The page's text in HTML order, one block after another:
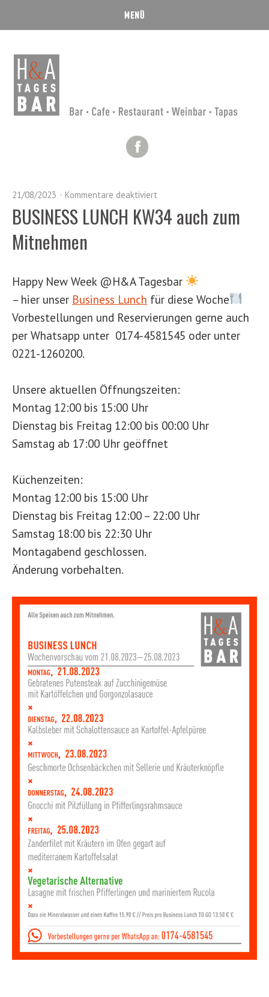
Facebook
21/08/2023 Kommentare deaktiviert
BUSINESS LUNCH KW34 auch zum
Mitnehmen
Happy New Week @H&A Tagesbar
– hier unser Business Lunch für diese Woche
Vorbestellungen und Reservierungen gerne auch
per Whatsapp unter 0174-4581545 oder unter
0221-1260200.
Unsere aktuellen Öffnungszeiten:
Montag 12:00 bis 15:00 Uhr
Dienstag bis Freitag 12:00 bis 00:00 Uhr
Samstag ab 17:00 Uhr geöffnet
Küchenzeiten:
Montag 12:00 bis 15:00 Uhr
Dienstag bis Freitag 12:00 – 22:00 Uhr
Samstag 18:00 bis 22:30 Uhr
Montagabend geschlossen.
Änderung vorbehalten.